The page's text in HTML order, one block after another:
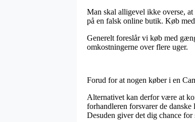
Man skal alligevel ikke overse,
på en falsk online butik. Køb
Generelt foreslår vi køb med
omkostningerne over flere uger.
Forud for at nogen køber i en
Alternativet kan derfor være at
forhandleren forsvarer de
Desuden giver det dig chance